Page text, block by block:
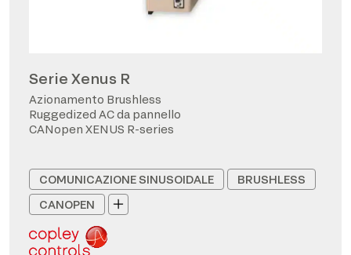
Serie Xenus R
Azionamento Brushless
Ruggedized AC da pannello
CANopen XENUS R-series
COMUNICAZIONE SINUSOIDALE
BRUSHLESS
CANOPEN